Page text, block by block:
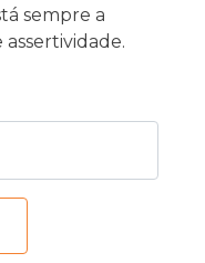
sempre a